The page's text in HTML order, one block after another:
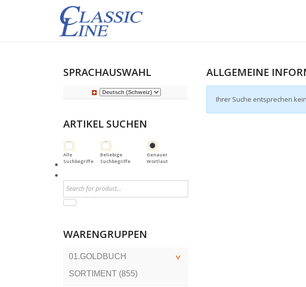
SPRACHAUSWAHL
ARTIKEL SUCHEN
Alle
Suchbegriffe
Beliebige
Suchbegriffe
Genauer
Wortlaut
WARENGRUPPEN
01.GOLDBUCH
SORTIMENT (855)
ALLGEMEINE
Ihrer Suche entsprechen